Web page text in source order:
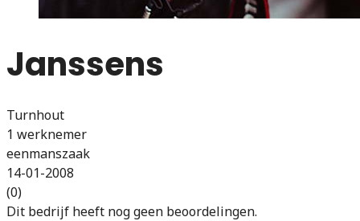
Janssens
Turnhout
1 werknemer
eenmanszaak
14-01-2008
(0)
Dit bedrijf heeft nog geen beoordelingen.